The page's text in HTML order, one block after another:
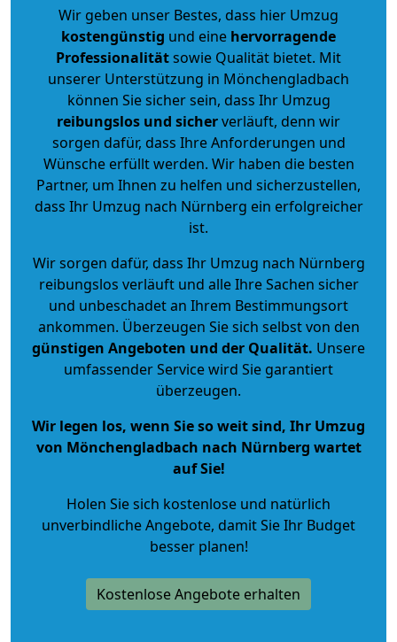
Wir geben unser Bestes, dass hier Umzug
kostengünstig und eine hervorragende
Professionalitätsowie Qualität bietet. Mit
unserer Unterstützung in Mönchengladbach
können Sie sicher sein, dass Ihr Umzug
reibungslos und sicherverläuft, denn wir
sorgen dafür, dass Ihre Anforderungen und
Wünsche erfüllt werden. Wir haben die besten
Partner, um Ihnen zu helfen und sicherzustellen,
dass Ihr Umzug nach Nürnberg ein erfolgreicher
ist.
Wir sorgen dafür, dass Ihr Umzug nach Nürnberg
reibungslos verläuft und alle Ihre Sachen sicher
und unbeschadet an Ihrem Bestimmungsort
ankommen. Überzeugen Sie sich selbst von den
günstigen Angeboten und der Qualität. Unsere
umfassender Service wird Sie garantiert
überzeugen.
Wir legen los, wenn Sie so weit sind, Ihr Umzug
von Mönchengladbach nach Nürnberg wartet
auf Sie!
Holen Sie sich kostenlose und natürlich
unverbindliche Angebote, damit Sie Ihr Budget
besser planen!
Kostenlose Angebote erhalten